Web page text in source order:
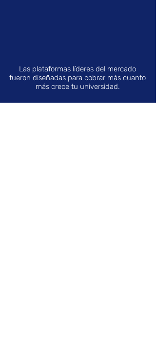
Las plataformas líderes del mercado
fueron diseñadas para cobrar más cuanto
más crece tu universidad.